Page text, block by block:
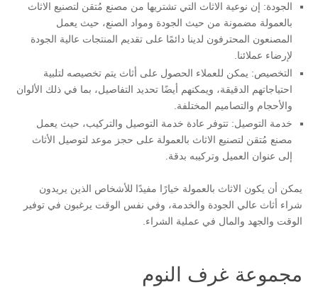
الجودة: إن نوعية الاثاث التي تشتريها من مصنع مُتقن لتصنيع الاثاث
بالعمولة مضمونة من حيث الجودة ومواد الصنع، حيث يعمل
المصنعون المحترفون لدينا دائمًا على تقديم المنتجات عالية الجودة
لإرضاء عملائنا.
التخصيص: يمكن للعملاء الحصول على أثاث يتم تخصيصه لتلبية
احتياجاتهم الدقيقة، ويمكنهم أيضًا تحديد التفاصيل، بما في ذلك الألوان
والأحجام والتصاميم المختلفة.
خدمة التوصيل: تتوفر عادة خدمة التوصيل والتركيب، حيث يعمل
مصنع مُتقن لتصنيع الاثاث بالعمولة على حجز موعد لتوصيل الأثاث
إلى عنوان العميل وتركيبه بدقة.
يمكن أن يكون الاثاث بالعمولة خيارًا مفيدًا للأشخاص الذين يريدون
شراء أثاث عالي الجودة والخدمة، وفي نفس الوقت يرغبون في توفير
الوقت والجهد والمال في عملية الشراء.
مجموعة غرف النوم